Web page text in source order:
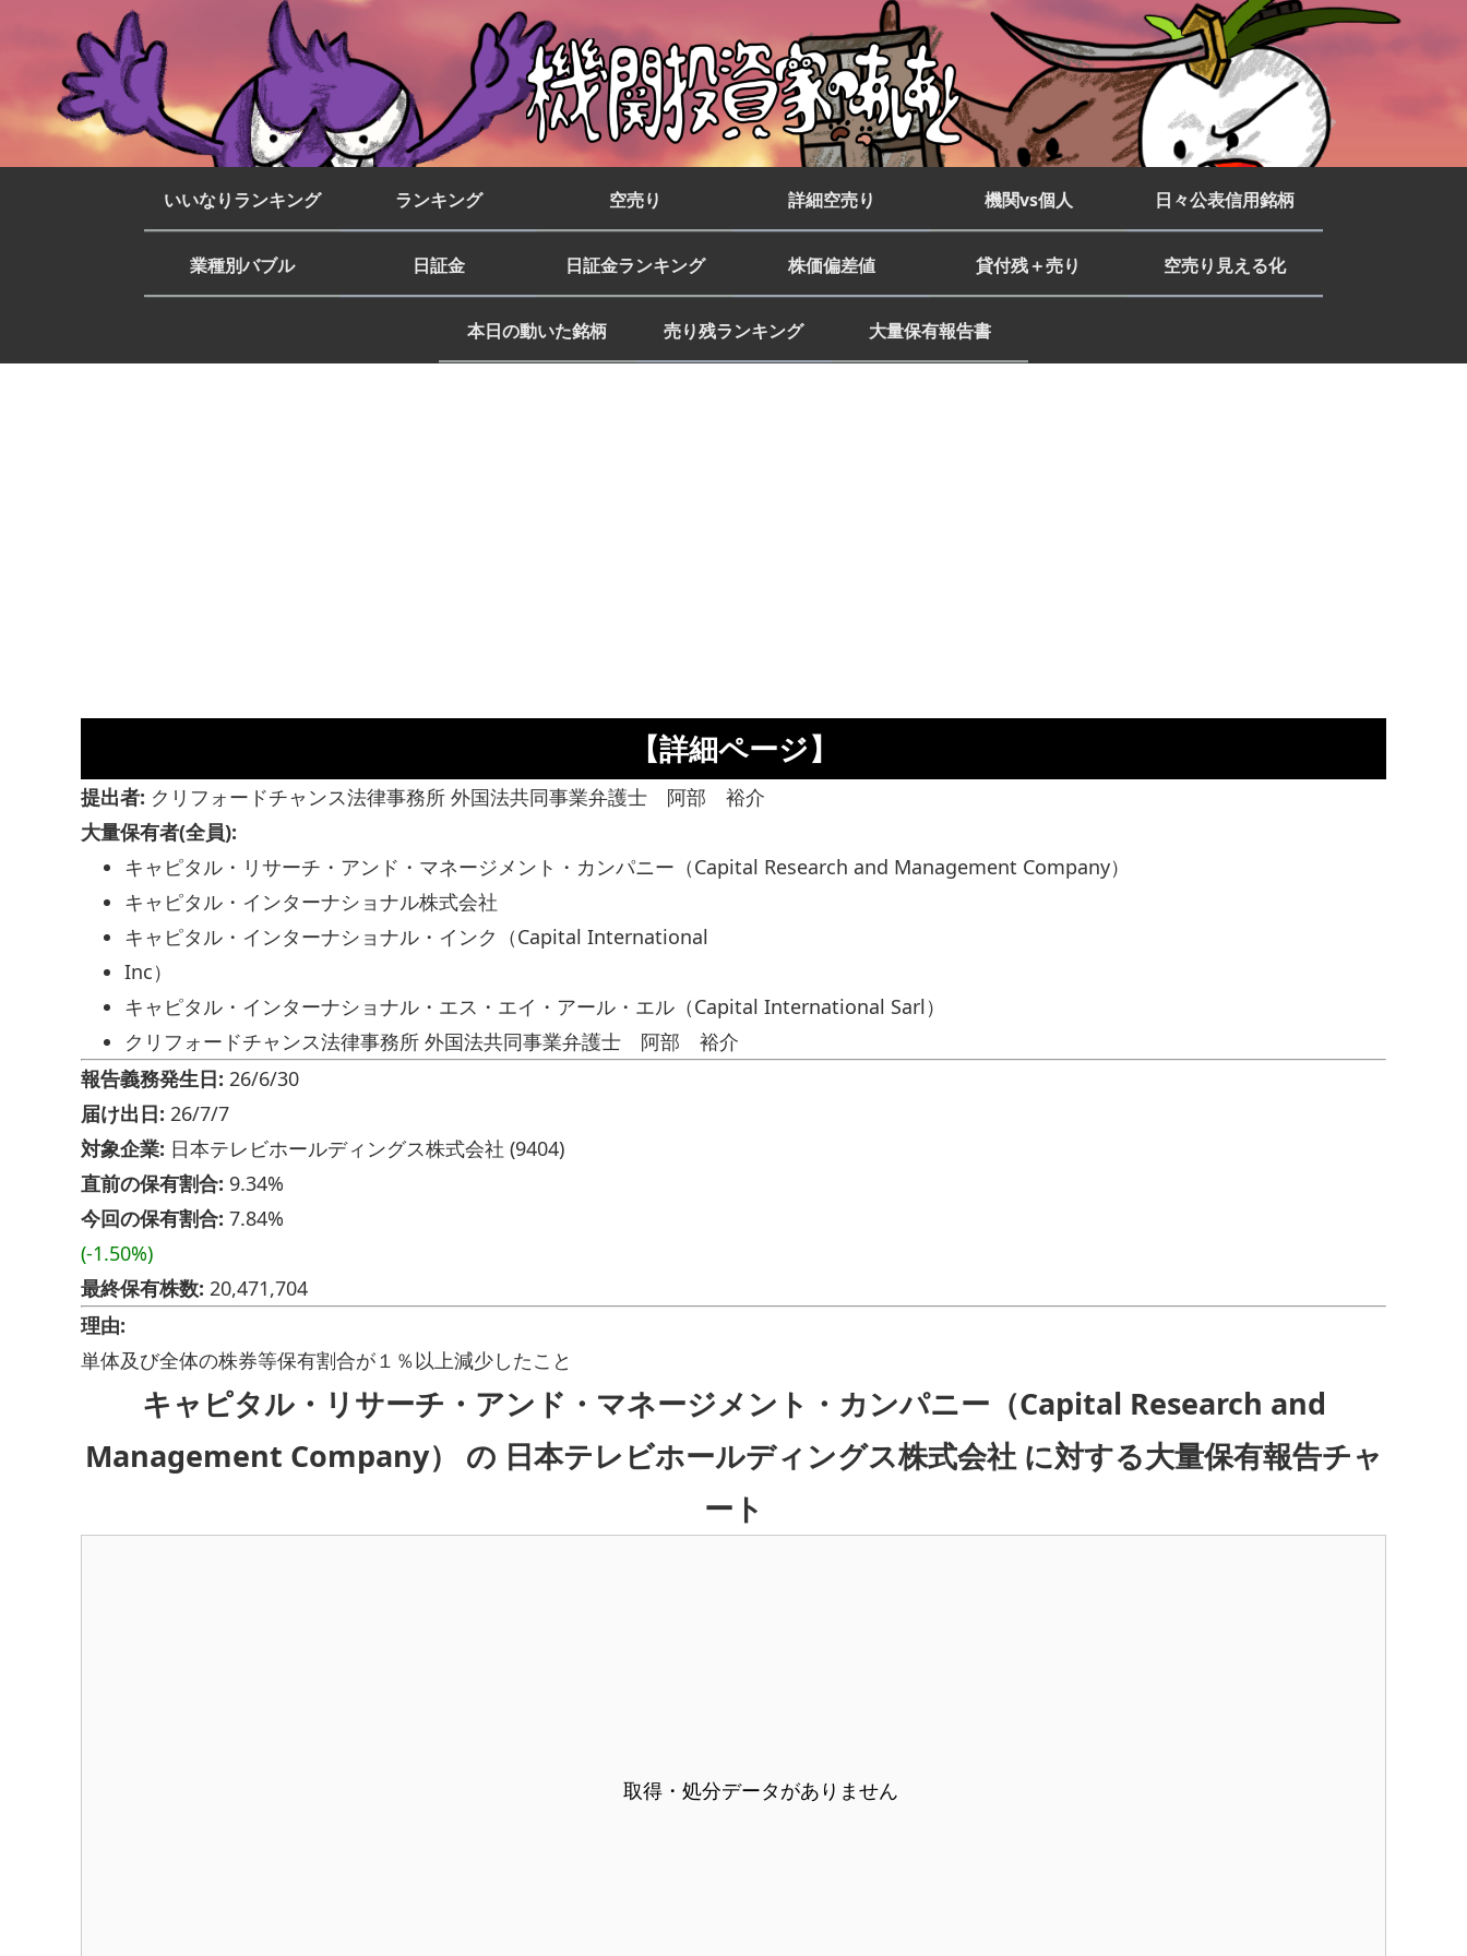
いいなりランキング ランキング 空売り 詳細空売り 機関vs個人 日々公表信用銘柄
業種別バブル 日証金 日証金ランキング 株価偏差値 貸付残＋売り 空売り見える化
本日の動いた銘柄 売り残ランキング 大量保有報告書
【詳細ページ】
提出者: クリフォードチャンス法律事務所 外国法共同事業弁護士 阿部 裕介
大量保有者(全員):
キャピタル・リサーチ・アンド・マネージメント・カンパニー（Capital Research and Management Company）
キャピタル・インターナショナル株式会社
キャピタル・インターナショナル・インク（Capital International
Inc）
キャピタル・インターナショナル・エス・エイ・アール・エル（Capital International Sarl）
クリフォードチャンス法律事務所 外国法共同事業弁護士 阿部 裕介
報告義務発生日: 26/6/30
届け出日: 26/7/7
対象企業: 日本テレビホールディングス株式会社 (9404)
直前の保有割合: 9.34%
今回の保有割合: 7.84%
(-1.50%)
最終保有株数: 20,471,704
理由:
単体及び全体の株券等保有割合が１％以上減少したこと
キャピタル・リサーチ・アンド・マネージメント・カンパニー（Capital Research and
Management Company） の 日本テレビホールディングス株式会社 に対する大量保有報告チャ
ート
取得・処分データがありません